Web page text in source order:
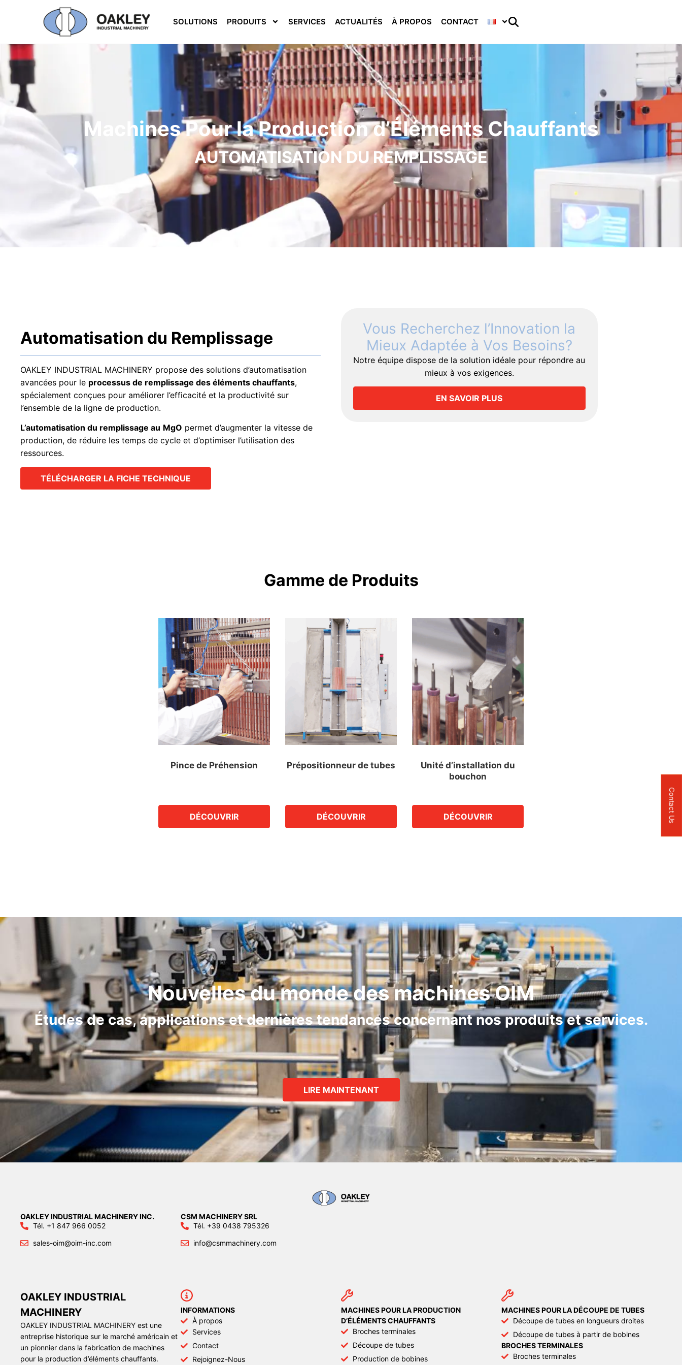
SOLUTIONS PRODUITS SERVICES ACTUALITÉS À PROPOS CONTACT
Machines Pour la Production d’Éléments Chauffants
AUTOMATISATION DU REMPLISSAGE
Automatisation du Remplissage
OAKLEY INDUSTRIAL MACHINERY propose des solutions d’automatisation
avancées pour le processus de remplissage des éléments chauffants,
spécialement conçues pour améliorer l’efficacité et la productivité sur
l’ensemble de la ligne de production.
L’automatisation du remplissage au MgO permet d’augmenter la vitesse de
production, de réduire les temps de cycle et d’optimiser l’utilisation des
ressources.
TÉLÉCHARGER LA FICHE TECHNIQUE
Vous Recherchez l’Innovation la
Mieux Adaptée à Vos Besoins?
Notre équipe dispose de la solution idéale pour répondre au
mieux à vos exigences.
EN SAVOIR PLUS
Gamme de Produits
Pince de Préhension
DÉCOUVRIR
Prépositionneur de tubes
DÉCOUVRIR
Unité d’installation du
bouchon
DÉCOUVRIR
Nouvelles du monde des machines OIM
Études de cas, applications et dernières tendances concernant nos produits et services.
LIRE MAINTENANT
OAKLEY INDUSTRIAL MACHINERY INC.
Tél. +1 847 966 0052
sales-oim@oim-inc.com
CSM MACHINERY SRL
Tél. +39 0438 795326
info@csmmachinery.com
OAKLEY INDUSTRIAL
MACHINERY
OAKLEY INDUSTRIAL MACHINERY est une
entreprise historique sur le marché américain et
un pionnier dans la fabrication de machines
pour la production d’éléments chauffants.
INFORMATIONS
À propos
Services
Contact
Rejoignez-Nous
MACHINES POUR LA PRODUCTION
D’ÉLÉMENTS CHAUFFANTS
Broches terminales
Découpe de tubes
Production de bobines
MACHINES POUR LA DÉCOUPE DE TUBES
Découpe de tubes en longueurs droites
Découpe de tubes à partir de bobines
BROCHES TERMINALES
Broches terminales
Contact Us